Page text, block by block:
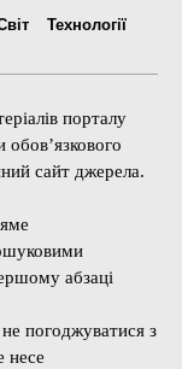
Технології
порталу
сайт джерела.
абзаці
погоджуватися з
несе